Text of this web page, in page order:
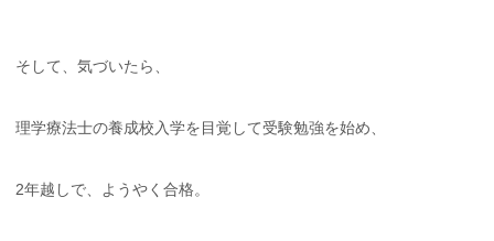
そして、気づいたら、
理学療法士の養成校入学を目覚して受験勉強を始め、
2年越しで、ようやく合格。